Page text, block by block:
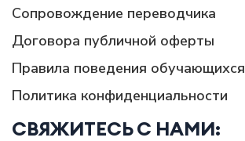
Сопровождение переводчика
Договора публичной оферты
Правила поведения обучающихся
Политика конфиденциальности
СВЯЖИТЕСЬ С НАМИ: